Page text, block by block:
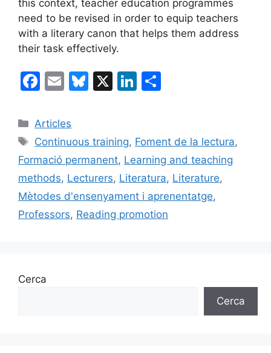
this context, teacher education programmes
need to be revised in order to equip teachers
with a literary canon that helps them address
their task effectively.
F
c
e
b
o
o
k
E
ai
l
Bl
s
k
y
X
Li
e
dI
n
p
ar
te
ix
Categories
Articles
Etiquetes
Continuous training, Foment de la lectura,
Formació permanent, Learning and teaching
methods, Lecturers, Literatura, Literature,
Mètodes d'ensenyament i aprenentatge,
Professors, Reading promotion
Cerca
Cerca